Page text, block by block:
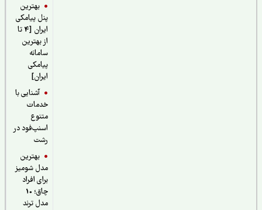
بهترین
پنل پیامکی
ایران [4 تا
از بهترین
سامانه
پیامکی
آشنایی با
خدمات
اسنپ‌فود در
بهترین
مدل شومیز
برای افراد
چاق؛ 10
مدل ترند